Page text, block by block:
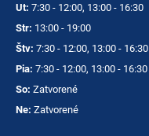
Ut: 7:30 - 12:00, 13:00 - 16:30
Str: 13:00 - 19:00
Štv: 7:30 - 12:00, 13:00 - 16:30
Pia: 7:30 - 12:00, 13:00 - 16:30
So: Zatvorené
Ne: Zatvorené